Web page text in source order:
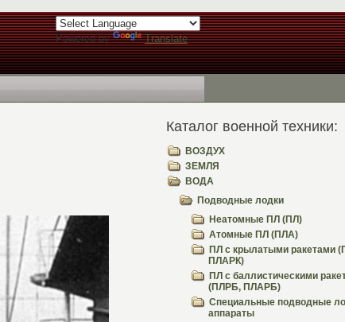
Powered by Translate
Каталог военной техники:
ВОЗДУХ
ЗЕМЛЯ
ВОДА
Подводные лодки
Неатомные ПЛ (ПЛ)
Атомные ПЛ (ПЛА)
ПЛ с крылатыми ракетами
ПЛАРК)
ПЛ с баллистическими
(ПЛРБ, ПЛАРБ)
Специальные подводные
аппараты